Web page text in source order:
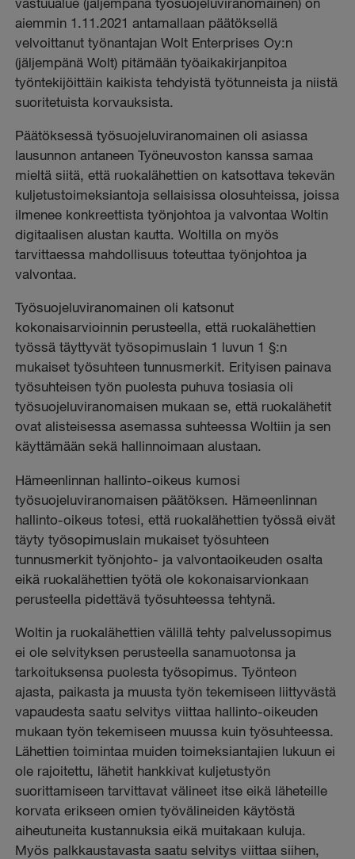
aiemmin 1.11.2021 antamallaan päätöksellä
velvoittanut työnantajan Wolt Enterprises Oy:n
(jäljempänä Wolt) pitämään työaikakirjanpitoa
työntekijöittäin kaikista tehdyistä työtunneista ja niistä
suoritetuista korvauksista.
Päätöksessä työsuojeluviranomainen oli asiassa
lausunnon antaneen Työneuvoston kanssa samaa
mieltä siitä, että ruokalähettien on katsottava tekevän
kuljetustoimeksiantoja sellaisissa olosuhteissa, joissa
ilmenee konkreettista työnjohtoa ja valvontaa Woltin
digitaalisen alustan kautta. Woltilla on myös
tarvittaessa mahdollisuus toteuttaa työnjohtoa ja
valvontaa.
Työsuojeluviranomainen oli katsonut
kokonaisarvioinnin perusteella, että ruokalähettien
työssä täyttyvät työsopimuslain 1 luvun 1 §:n
mukaiset työsuhteen tunnusmerkit. Erityisen painava
työsuhteisen työn puolesta puhuva tosiasia oli
työsuojeluviranomaisen mukaan se, että ruokalähetit
ovat alisteisessa asemassa suhteessa Woltiin ja sen
käyttämään sekä hallinnoimaan alustaan.
Hämeenlinnan hallinto-oikeus kumosi
työsuojeluviranomaisen päätöksen. Hämeenlinnan
hallinto-oikeus totesi, että ruokalähettien työssä eivät
täyty työsopimuslain mukaiset työsuhteen
tunnusmerkit työnjohto- ja valvontaoikeuden osalta
eikä ruokalähettien työtä ole kokonaisarvionkaan
perusteella pidettävä työsuhteessa tehtynä.
Woltin ja ruokalähettien välillä tehty palvelussopimus
ei ole selvityksen perusteella sanamuotonsa ja
tarkoituksensa puolesta työsopimus. Työnteon
ajasta, paikasta ja muusta työn tekemiseen liittyvästä
vapaudesta saatu selvitys viittaa hallinto-oikeuden
mukaan työn tekemiseen muussa kuin työsuhteessa.
Lähettien toimintaa muiden toimeksiantajien lukuun ei
ole rajoitettu, lähetit hankkivat kuljetustyön
suorittamiseen tarvittavat välineet itse eikä läheteille
korvata erikseen omien työvälineiden käytöstä
aiheutuneita kustannuksia eikä muitakaan kuluja.
Myös palkkaustavasta saatu selvitys viittaa siihen,